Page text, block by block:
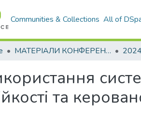
Communities & Collections All of
МАТЕРІАЛИ КОНФЕРЕНЦІЙ 2024
та